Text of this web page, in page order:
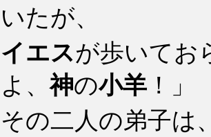
いたが、
イエスが歩いてお
よ、神の小羊 ！」
その二人の弟子は